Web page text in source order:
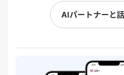
AIパートナーと